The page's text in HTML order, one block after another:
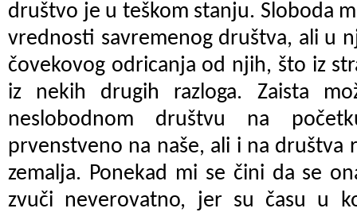
društvo je u teškom stanju. Sloboda
vrednosti savremenog društva, ali u
čovekovog odricanja od njih, što iz
iz nekih drugih razloga. Zaista
neslobodnom društvu na
prvenstveno na naše, ali i na društva
zemalja. Ponekad mi se čini da se
zvuči neverovatno, jer su času u